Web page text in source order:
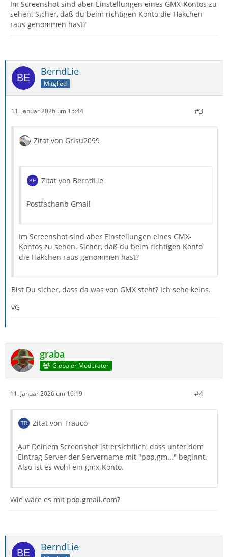
Im Screenshot sind aber Einstellungen eines GMX-Kontos zu
sehen. Sicher, daß du beim richtigen Konto die Häkchen
raus genommen hast?
BerndLie
Mitglied
11. Januar 2026 um 15:44 #3
Zitat von Grisu2099
Zitat von BerndLie
Postfachanb Gmail
Im Screenshot sind aber Einstellungen eines GMX-
Kontos zu sehen. Sicher, daß du beim richtigen Konto
die Häkchen raus genommen hast?
Bist Du sicher, dass da was von GMX steht? Ich sehe keins.
vG
graba
Globaler Moderator
11. Januar 2026 um 16:19 #4
Zitat von Trauco
Auf Deinem Screenshot ist ersichtlich, dass unter dem
Eintrag Server der Servername mit "pop.gm..." beginnt.
Also ist es wohl ein gmx-Konto.
Wie wäre es mit pop.gmail.com?
BerndLie